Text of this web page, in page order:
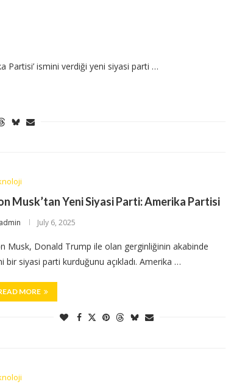
Partisi’ ismini verdiği yeni siyasi parti …
Musk’tan Yeni Siyasi Parti: Amerika Partisi
admin July 6, 2025
Musk, Donald Trump ile olan gerginliğinin akabinde
bir siyasi parti kurduğunu açıkladı. Amerika …
MORE